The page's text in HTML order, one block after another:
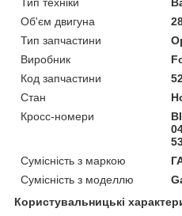
Об'єм двигуна
Тип запчастини
Виробник
Код запчастини
Стан
Кросс-номери
Сумісність з маркою
Сумісність з моделлю
Користувальницькі